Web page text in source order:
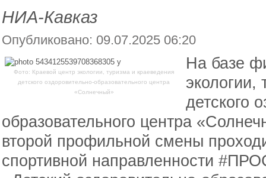
НИА-Кавказ
Опубликовано: 09.07.2025 06:20
Фото: Краевой центр экологии, туризма и краеведения
детского оздоровительно-образовательного центра
«Солнечный»
На базе
экологии,
детского
образовательного центра
второй профильной смены
спортивной направленности